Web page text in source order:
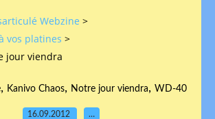
Webzine >
vos platines >
jour viendra
, Kanivo Chaos, Notre jour viendra, WD-40
16.09.2012 …